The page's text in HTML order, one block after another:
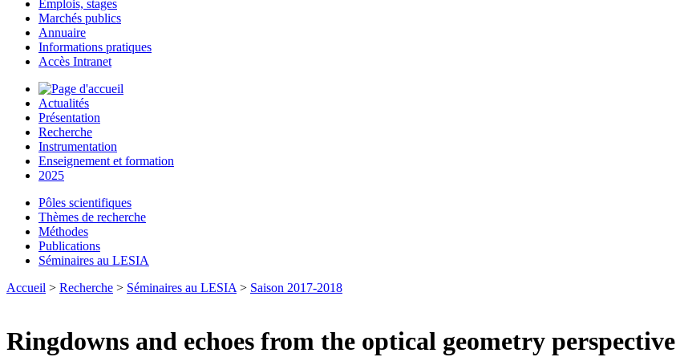
Emplois, stages
Marchés publics
Annuaire
Informations pratiques
Accès Intranet
Actualités
Présentation
Recherche
Instrumentation
Enseignement et formation
2025
Pôles scientifiques
Thèmes de recherche
Méthodes
Publications
Séminaires au LESIA
Accueil > Recherche > Séminaires au LESIA > Saison 2017-2018
Ringdowns and echoes from the optical geometry perspective